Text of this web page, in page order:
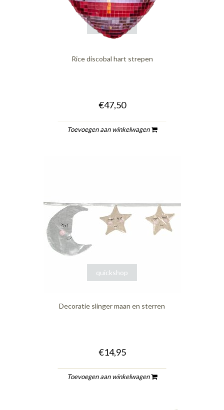
quickshop
Rice discobal hart strepen
€47,50
Toevoegen aan winkelwagen
quickshop
Decoratie slinger maan en sterren
€14,95
Toevoegen aan winkelwagen